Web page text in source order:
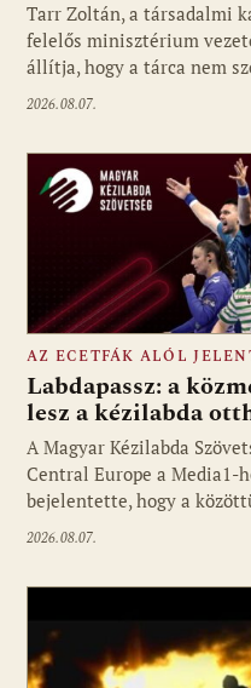
Tarr Zoltán, a társadalmi
felelős minisztérium
állítja, hogy a tárca nem
2026.08.07.
Fotó: media1.hu
AZ ECETFÁK ALÓL
Labdapassz: a
lesz a kézilabda
A Magyar Kézilabda
Central Europe a
bejelentette, hogy a
2026.08.07.